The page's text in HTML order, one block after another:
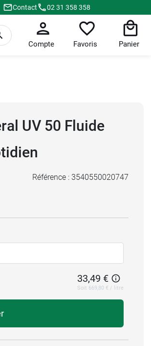
Contact 02 31 358 358
Compte Favoris Panier
UV 50 Fluide
Référence : 3540550020747
33,49 €
Soit 669,80 € / litre